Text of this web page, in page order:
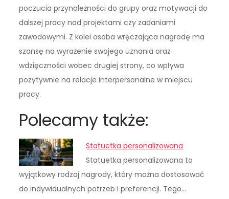
poczucia przynależności do grupy oraz motywacji do
dalszej pracy nad projektami czy zadaniami
zawodowymi. Z kolei osoba wręczająca nagrodę ma
szansę na wyrażenie swojego uznania oraz
wdzięczności wobec drugiej strony, co wpływa
pozytywnie na relacje interpersonalne w miejscu
pracy.
Polecamy także:
Statuetka personalizowana
Statuetka personalizowana to
wyjątkowy rodzaj nagrody, który można dostosować
do indywidualnych potrzeb i preferencji. Tego…